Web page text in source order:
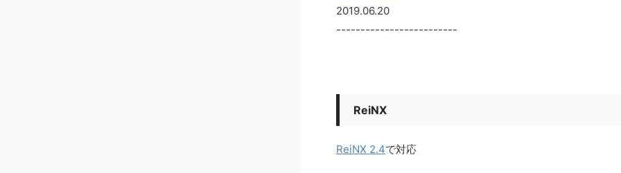
2019.06.20
-------------------------
ReiNX
ReiNX 2.4で対応